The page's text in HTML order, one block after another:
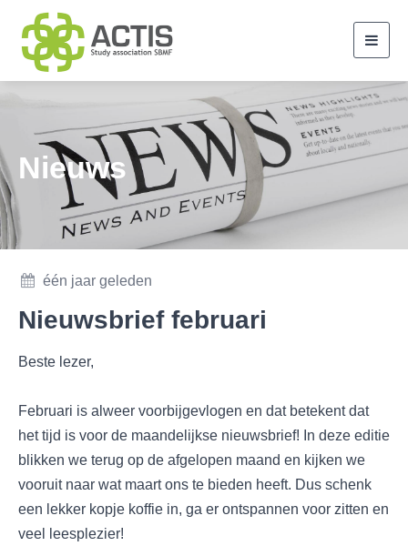
Nieuws
één jaar geleden
Nieuwsbrief februari
Beste lezer,
Februari is alweer voorbijgevlogen en dat betekent dat
het tijd is voor de maandelijkse nieuwsbrief! In deze editie
blikken we terug op de afgelopen maand en kijken we
vooruit naar wat maart ons te bieden heeft. Dus schenk
een lekker kopje koffie in, ga er ontspannen voor zitten en
veel leesplezier!